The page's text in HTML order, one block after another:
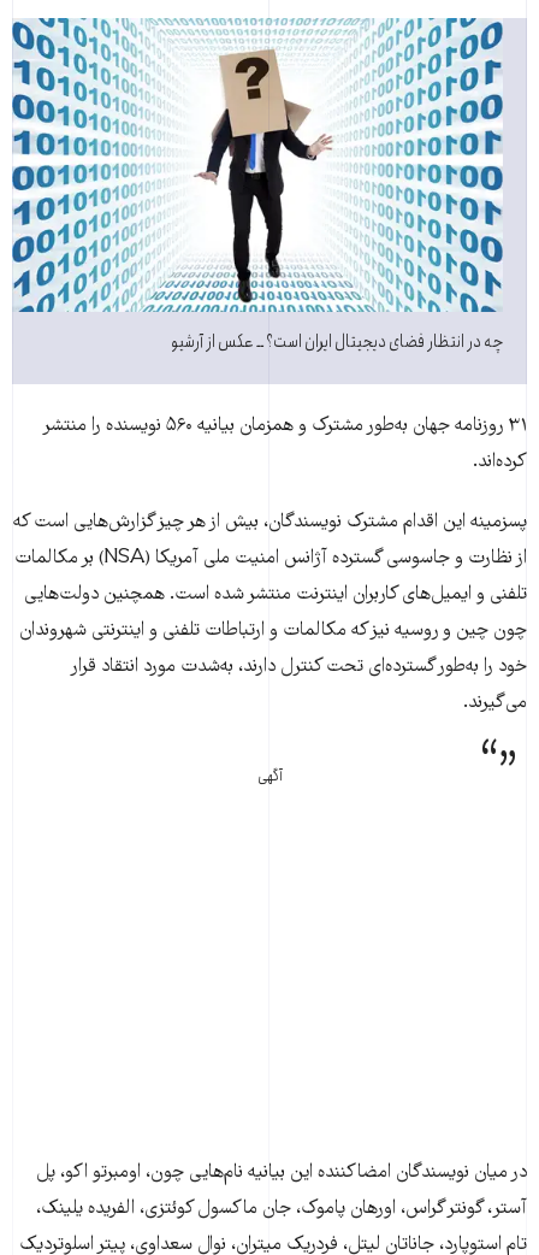
چه در انتظار فضای دیجیتال ایران است؟ ــ عکس از آرشیو
۳۱ روزنامه جهان به‌طور مشترک و همزمان بيانيه ۵۶۰ نويسنده را منتشر
کرده‌اند.
پسزمينه اين اقدام مشترک نويسندگان، بيش از هر چيز گزارش‌هايی است که
از نظارت و جاسوسی گسترده آژانس امنيت ملی آمريکا (NSA) بر مکالمات
تلفنی و ايميل‌های کاربران اينترنت منتشر شده است. همچنين دولت‌هايی
چون چين و روسيه نيز که مکالمات و ارتباطات تلفنی و اينترنتی شهروندان
خود را به‌طور گسترده‌ای تحت کنترل دارند، به‌شدت مورد انتقاد قرار
می‌گيرند.
آگهی
در ميان نويسندگان امضا‌کننده اين بيانيه نام‌هايی چون، اومبرتو اکو، پل
آستر، گونتر گراس، اورهان پاموک، جان ماکسول کوئتزی، الفریده یلینک،
تام استوپارد، جاناتان ليتل، فردريک ميتران، نوال سعداوی، پيتر اسلوترديک